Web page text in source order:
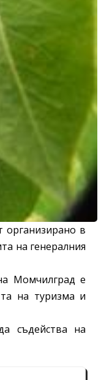
организирано в
на генералния
Момчилград е
на туризма и
съдейства на